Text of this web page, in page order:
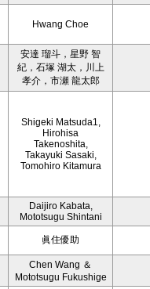
Hwang Choe
安達 瑠斗，星野 智
紀，石塚 湖太，川上
孝介，市瀬 龍太郎
Shigeki Matsuda1,
Hirohisa
Takenoshita,
Takayuki Sasaki,
Tomohiro Kitamura
Daijiro Kabata,
Mototsugu Shintani
眞住優助
Chen Wang ＆
Mototsugu Fukushige